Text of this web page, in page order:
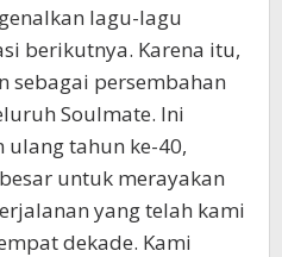
lagu-lagu
berikutnya. Karena itu,
sebagai persembahan
Soulmate. Ini
ulang tahun ke-40,
untuk merayakan
yang telah kami
dekade. Kami